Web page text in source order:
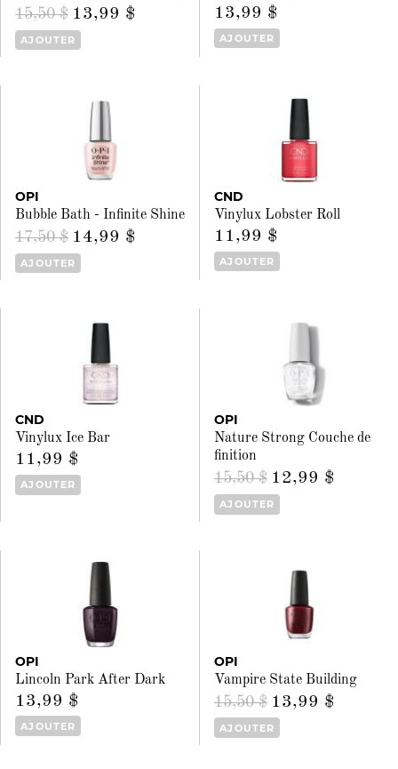
15,50 $ 13,99 $
AJOUTER
13,99 $
AJOUTER
OPI
Bubble Bath - Infinite Shine
17,50 $ 14,99 $
AJOUTER
CND
Vinylux Lobster Roll
11,99 $
AJOUTER
CND
Vinylux Ice Bar
11,99 $
AJOUTER
OPI
Nature Strong Couche de
finition
15,50 $ 12,99 $
AJOUTER
OPI
Lincoln Park After Dark
13,99 $
AJOUTER
OPI
Vampire State Building
15,50 $ 13,99 $
AJOUTER